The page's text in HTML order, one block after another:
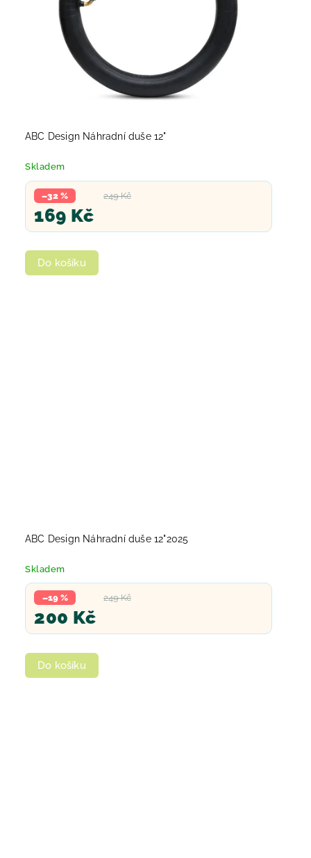
ABC Design Náhradní duše 12"
Skladem
249 Kč
–32 %
169 Kč
Do košíku
ABC Design Náhradní duše 12"2025
Skladem
249 Kč
–19 %
200 Kč
Do košíku